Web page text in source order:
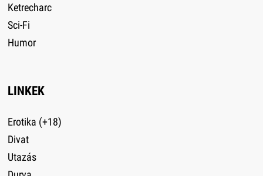
Ketrecharc
Sci-Fi
Humor
LINKEK
Erotika (+18)
Divat
Utazás